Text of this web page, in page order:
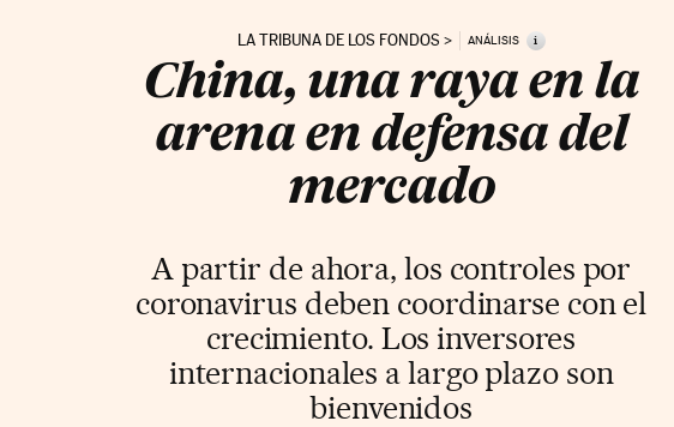
LA TRIBUNA DE LOS FONDOS ANÁLISIS i
China, una raya en la
arena en defensa del
mercado
A partir de ahora, los controles por
coronavirus deben coordinarse con el
crecimiento. Los inversores
internacionales a largo plazo son
bienvenidos